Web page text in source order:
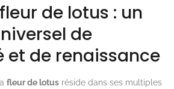
de lotus : un
de
de renaissance
fleur de lotus réside dans ses multiples